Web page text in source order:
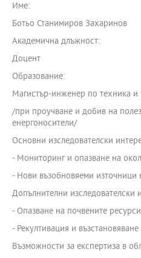
Име:
Ботьо Станимиров Захаринов
Академична длъжност:
Доцент
Образование:
Магистър-инженер по техника и
/при проучване и добив на
енергоносители/
Основни изследователски
- Мониторинг и опазване на
- Нови възобновяеми източници
Допълнителни изследователски
- Опазване на почвените
- Рекултивация и
Възможности за експертиза в